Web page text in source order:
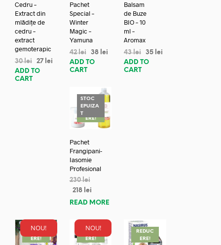
Cedru –
Extract din
mlădițe de
cedru –
extract
gemoterapic
30lei 27 lei
ADD TO
CART
Pachet
Special –
Winter
Magic –
Yamuna
42lei 38 lei
ADD TO
CART
Balsam
de Buze
BIO – 10
ml –
Aromax
43lei 35 lei
ADD TO
CART
STOC
EPUIZA
TREDUC
ERE!
Pachet
Frangipani-
Iasomie
Profesional
230lei
218 lei
READ MORE
NOU!
REDUC
ERE!
NOU!
REDUC
ERE!
REDUC
ERE!